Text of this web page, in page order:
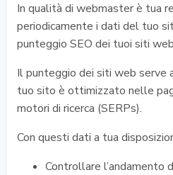
In qualità di webmaster è tua
periodicamente i dati del tuo
punteggio SEO dei tuoi siti
Il punteggio dei siti web serve
tuo sito è ottimizzato nelle
motori di ricerca (SERPs).
Con questi dati a tua
Controllare l’andamento